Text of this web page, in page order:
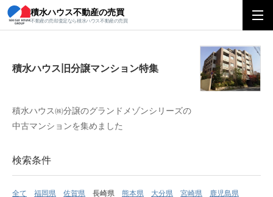
積水ハウス不動産の売買
不動産の売却査定なら積水ハウス不動産の売買
積水ハウス旧分譲マンション特集
積水ハウス旧分譲マンション特集
積水ハウス㈱分譲のグランドメゾンシリーズの
中古マンションを集めました
検索条件
全て 福岡県 佐賀県 長崎県 熊本県 大分県 宮崎県 鹿児島県